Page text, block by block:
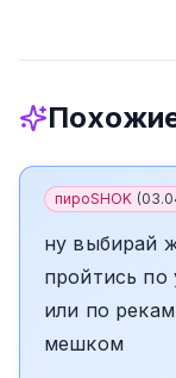
пироSHOK (
ну выбирай
пройтись
или по
мешком